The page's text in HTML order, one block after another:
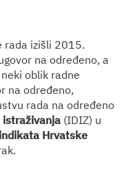
rada izišli 2015.
na određeno, a
oblik radne
na određeno,
rada na određeno
(IDIZ) u
Hrvatske